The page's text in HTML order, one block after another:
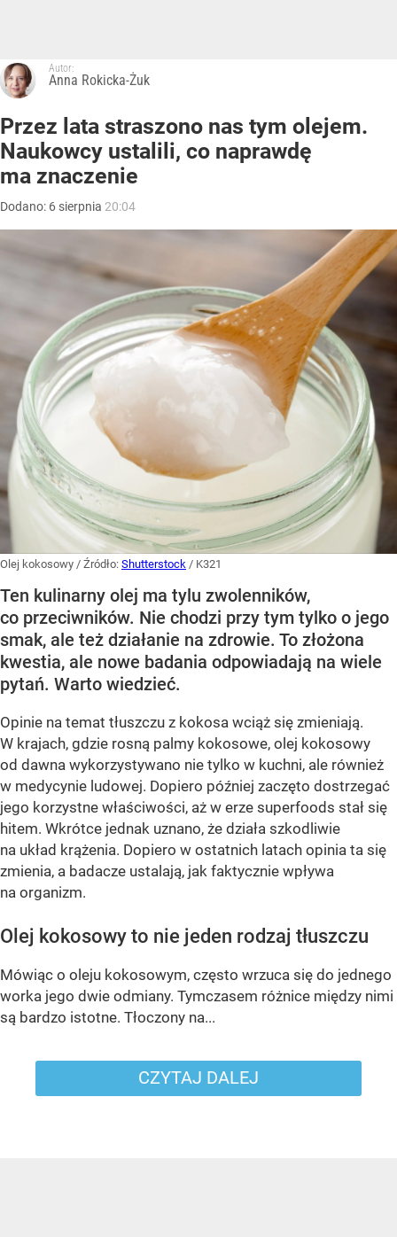
Autor:
Anna Rokicka-Żuk
Przez lata straszono nas tym olejem.
Naukowcy ustalili, co naprawdę
ma znaczenie
Dodano: 6 sierpnia 20:04
Olej kokosowy / Źródło: Shutterstock / K321
Ten kulinarny olej ma tylu zwolenników,
co przeciwników. Nie chodzi przy tym tylko o jego
smak, ale też działanie na zdrowie. To złożona
kwestia, ale nowe badania odpowiadają na wiele
pytań. Warto wiedzieć.
Opinie na temat tłuszczu z kokosa wciąż się zmieniają.
W krajach, gdzie rosną palmy kokosowe, olej kokosowy
od dawna wykorzystywano nie tylko w kuchni, ale również
w medycynie ludowej. Dopiero później zaczęto dostrzegać
jego korzystne właściwości, aż w erze superfoods stał się
hitem. Wkrótce jednak uznano, że działa szkodliwie
na układ krążenia. Dopiero w ostatnich latach opinia ta się
zmienia, a badacze ustalają, jak faktycznie wpływa
na organizm.
Olej kokosowy to nie jeden rodzaj tłuszczu
Mówiąc o oleju kokosowym, często wrzuca się do jednego
worka jego dwie odmiany. Tymczasem różnice między nimi
są bardzo istotne. Tłoczony na...
CZYTAJ DALEJ